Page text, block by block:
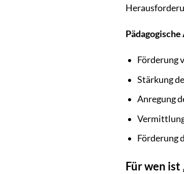
Förderung
Stärkung
Anregung
Förderung
Für wen ist